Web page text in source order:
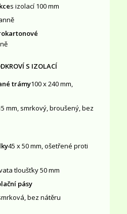
s izolací 100 mm
S IZOLACÍ
trámy100 x 240 mm,
mm, smrkový, broušený, bez
45 x 50 mm, ošetřené proti
tloušťky 50 mm
pásy
bez nátěru